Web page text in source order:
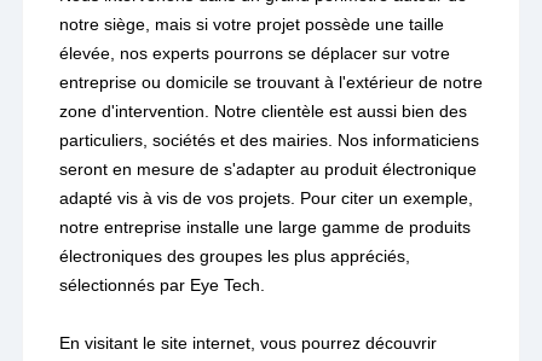
notre siège, mais si votre projet possède une taille
élevée, nos experts pourrons se déplacer sur votre
entreprise ou domicile se trouvant à l'extérieur de notre
zone d'intervention. Notre clientèle est aussi bien des
particuliers, sociétés et des mairies. Nos informaticiens
seront en mesure de s'adapter au produit électronique
adapté vis à vis de vos projets. Pour citer un exemple,
notre entreprise installe une large gamme de produits
électroniques des groupes les plus appréciés,
sélectionnés par Eye Tech.
En visitant le site internet, vous pourrez découvrir